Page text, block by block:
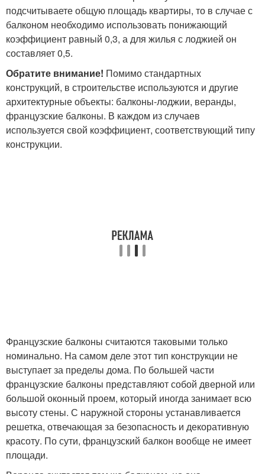
подсчитываете общую площадь квартиры, то в случае с
балконом необходимо использовать понижающий
коэффициент равный 0,3, а для жилья с лоджией он
составляет 0,5.
Обратите внимание! Помимо стандартных
конструкций, в строительстве используются и другие
архитектурные объекты: балконы-лоджии, веранды,
французские балконы. В каждом из случаев
используется свой коэффициент, соответствующий типу
конструкции.
Французские балконы считаются таковыми только
номинально. На самом деле этот тип конструкции не
выступает за пределы дома. По большей части
французские балконы представляют собой дверной или
большой оконный проем, который иногда занимает всю
высоту стены. С наружной стороны устанавливается
решетка, отвечающая за безопасность и декоративную
красоту. По сути, французский балкон вообще не имеет
площади.